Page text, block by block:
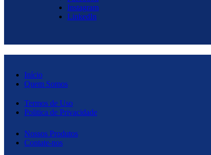
Instagram
LinkedIn
Início
Quem Somos
Termos de Uso
Politica de Privacidade
Nossos Produtos
Contate-nos